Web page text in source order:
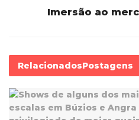
Imersão ao
RelacionadosPostagens